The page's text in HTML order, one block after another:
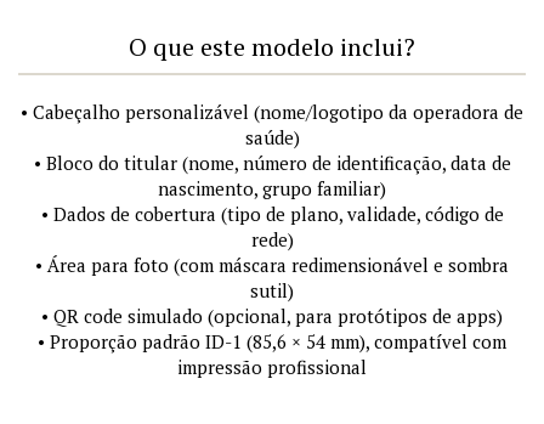
O que este modelo inclui?
• Cabeçalho personalizável (nome/logotipo da operadora de
saúde)
• Bloco do titular (nome, número de identificação, data de
nascimento, grupo familiar)
• Dados de cobertura (tipo de plano, validade, código de
rede)
• Área para foto (com máscara redimensionável e sombra
sutil)
• QR code simulado (opcional, para protótipos de apps)
• Proporção padrão ID-1 (85,6 × 54 mm), compatível com
impressão profissional